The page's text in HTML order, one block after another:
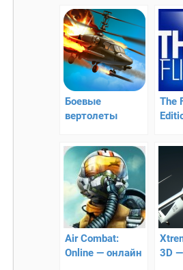
Боевые
вертолеты
выжить любой
ценой
The
Air Combat:
Online — онлайн
3D